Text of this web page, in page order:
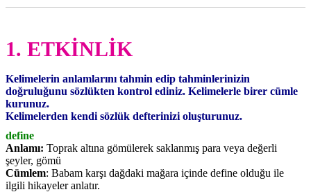
1. ETKİNLİK
Kelimelerin anlamlarını tahmin edip tahminlerinizin
doğruluğunu sözlükten kontrol ediniz. Kelimelerle birer cümle
kurunuz.
Kelimelerden kendi sözlük defterinizi oluşturunuz.
define
Anlamı: Toprak altına gömülerek saklanmış para veya değerli
şeyler, gömü
Cümlem: Babam karşı dağdaki mağara içinde define olduğu ile
ilgili hikayeler anlatır.